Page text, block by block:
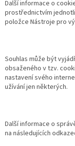
Další informace o
prostřednictvím
položce Nástroje pro
Souhlas může být
obsaženého v tzv.
nastavení svého
užívání jen některých.
Další informace o
na následujících